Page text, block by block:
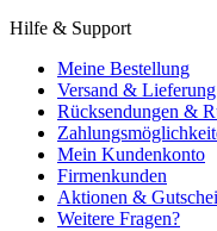
Hilfe & Support
Meine Bestellung
Versand & Lieferung
Rücksendungen &
Mein Kundenkonto
Firmenkunden
Aktionen &
Weitere Fragen?